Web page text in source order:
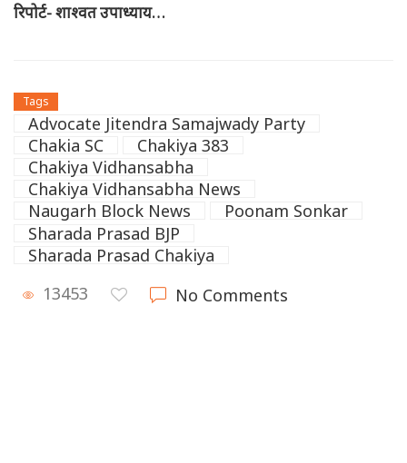
रिपोर्ट- शाश्वत उपाध्याय…
Tags
Advocate Jitendra Samajwady Party
Chakia SC
Chakiya 383
Chakiya Vidhansabha
Chakiya Vidhansabha News
Naugarh Block News
Poonam Sonkar
Sharada Prasad BJP
Sharada Prasad Chakiya
13453
No Comments